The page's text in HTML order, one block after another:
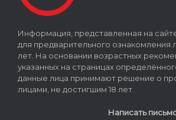
Информация, представленная на
для предварительного ознакомления
лет. На основании возрастных
указанных на страницах
данные лица принимают решение о
лицами, не достигшим 18 лет.
Написать